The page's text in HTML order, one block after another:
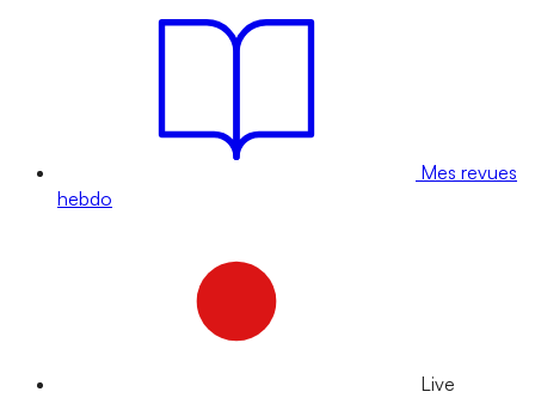
Mes revues
hebdo
Live